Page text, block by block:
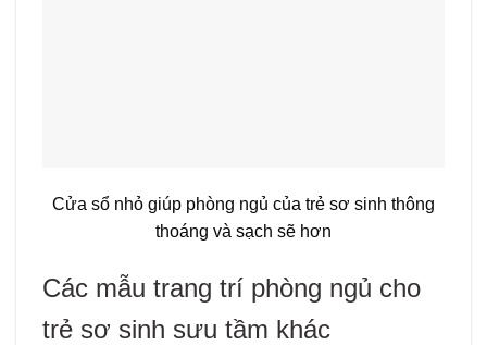
Cửa sổ nhỏ giúp phòng ngủ của trẻ sơ sinh thông
thoáng và sạch sẽ hơn
Các mẫu trang trí phòng ngủ cho
trẻ sơ sinh sưu tầm khác